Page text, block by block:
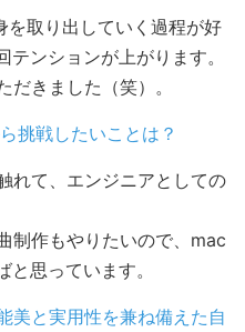
取り出していく過程が好
ンションが上がります。
きました（笑）。
挑戦したいことは？
れて、エンジニアとしての
制作もやりたいので、mac
思っています。
美と実用性を兼ね備えた自